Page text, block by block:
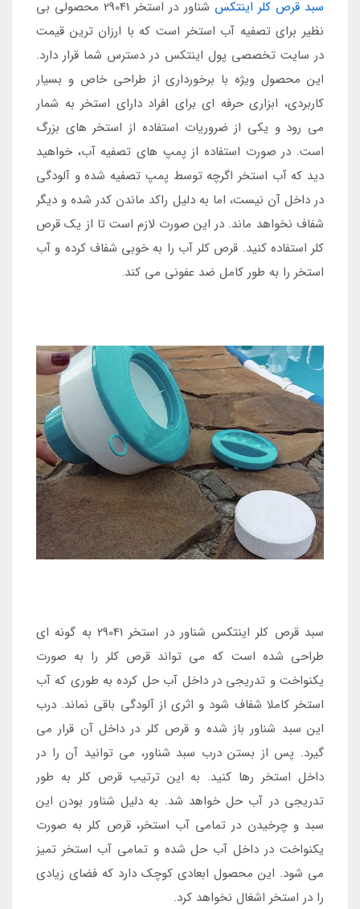
سبد قرص کلر اینتکس
شناور در استخر 29041 محصولی بی
نظیر برای تصفیه آب استخر است که با ارزان ترین قیمت
در سایت تخصصی پول اینتکس در دسترس شما قرار دارد.
این محصول ویژه با برخورداری از طراحی خاص و بسیار
کاربردی، ابزاری حرفه ای برای افراد دارای استخر به شمار
می رود و یکی از ضروریات استفاده از استخر های بزرگ
است. در صورت استفاده از پمپ های تصفیه آب، خواهید
دید که آب استخر اگرچه توسط پمپ تصفیه شده و آلودگی
در داخل آن نیست، اما به دلیل راکد ماندن کدر شده و دیگر
شفاف نخواهد ماند. در این صورت لازم است تا از یک قرص
کلر استفاده کنید. قرص کلر آب را به خوبی شفاف کرده و آب
استخر را به طور کامل ضد عفونی می کند.
سبد قرص کلر اینتکس شناور در استخر 29041 به گونه ای
طراحی شده است که می تواند قرص کلر را به صورت
یکنواخت و تدریجی در داخل آب حل کرده به طوری که آب
استخر کاملا شفاف شود و اثری از آلودگی باقی نماند. درب
این سبد شناور باز شده و قرص کلر در داخل آن قرار می
گیرد. پس از بستن درب سبد شناور، می توانید آن را در
داخل استخر رها کنید. به این ترتیب قرص کلر به طور
تدریجی در آب حل خواهد شد. به دلیل شناور بودن این
سبد و چرخیدن در تمامی آب استخر، قرص کلر به صورت
یکنواخت در داخل آب حل شده و تمامی آب استخر تمیز
می شود. این محصول ابعادی کوچک دارد که فضای زیادی
را در استخر اشغال نخواهد کرد.